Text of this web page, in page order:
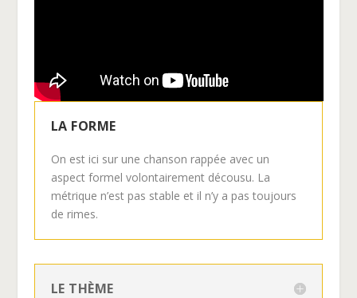
LA FORME
On est ici sur une chanson rappée avec un
aspect formel volontairement décousu. La
métrique n’est pas stable et il n’y a pas toujours
de rimes.
LE THÈME